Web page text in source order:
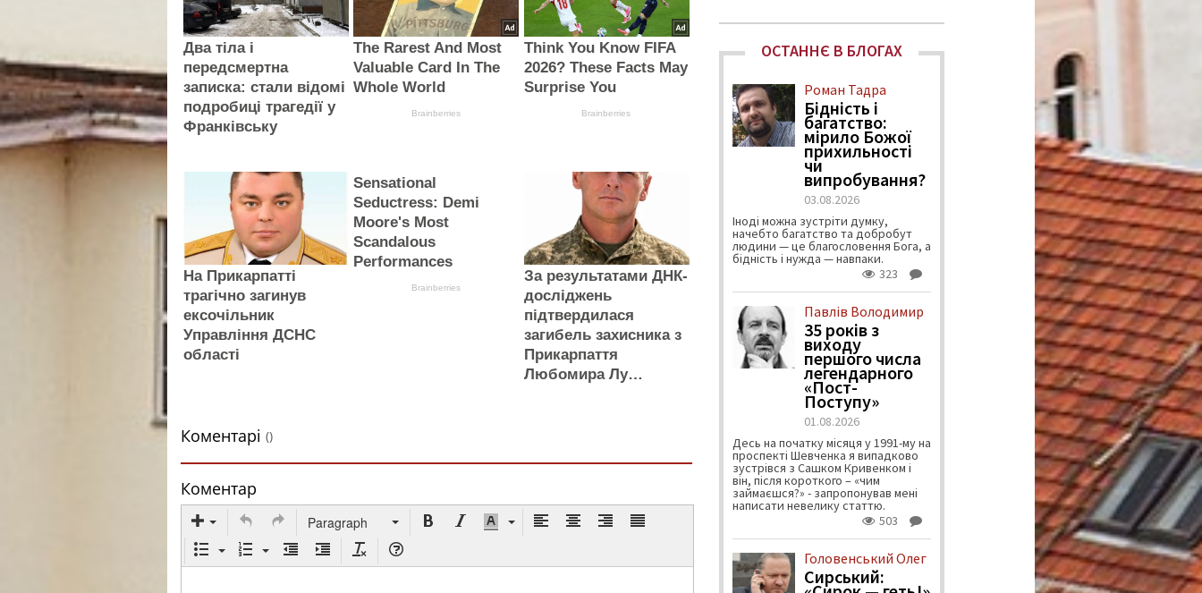
Два тіла і
передсмертна
записка: стали відомі
подробиці трагедії у
Франківську
The Rarest And Most
Valuable Card In The
Whole World
Brainberries
Think You Know FIFA
2026? These Facts May
Surprise You
Brainberries
На Прикарпатті
трагічно загинув
ексочільник
Управління ДСНС
області
Sensational
Seductress: Demi
Moore's Most
Scandalous
Performances
Brainberries
За результатами ДНК-
досліджень
підтвердилася
загибель захисника з
Прикарпаття
Любомира Лу…
Коментарі ()
Коментар
Paragraph
ОСТАННЄ В БЛОГАХ
Роман Тадра
Бідність і
багатство:
мірило Божої
прихильності
чи
випробування?
03.08.2026
Іноді можна зустріти думку,
начебто багатство та добробут
людини — це благословення Бога, а
бідність і нужда — навпаки.
323
Павлів Володимир
35 років з
виходу
першого числа
легендарного
«Пост-
Поступу»
01.08.2026
Десь на початку місяця у 1991-му на
проспекті Шевченка я випадково
зустрівся з Сашком Кривенком і
він, після короткого – «чим
займаєшся?» - запропонував мені
написати невелику статтю.
503
Головенський Олег
Сирський: